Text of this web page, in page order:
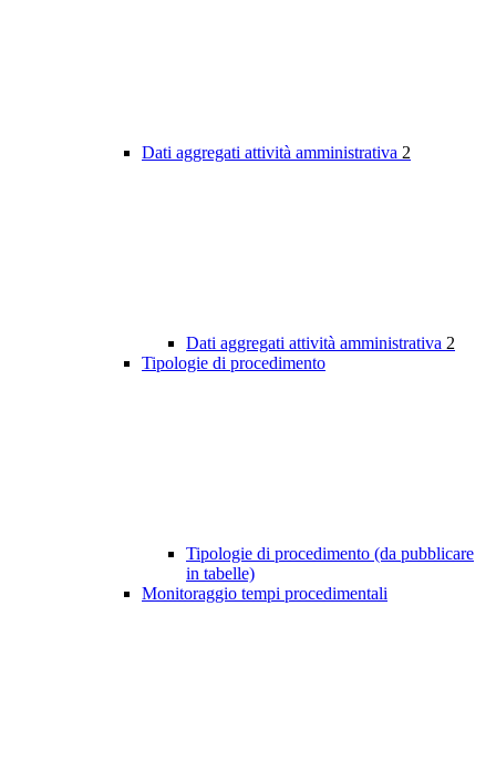
Dati aggregati attività amministrativa 2
Dati aggregati attività amministrativa 2
Tipologie di procedimento
Tipologie di procedimento (da pubblicare
in tabelle)
Monitoraggio tempi procedimentali